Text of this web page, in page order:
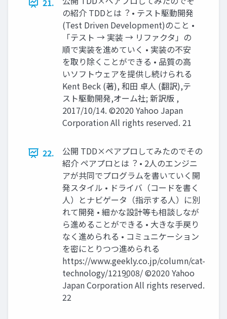
21.
の紹介 TDDとは︖ • テスト駆動開発
(Test Driven Development)のこと •
「テスト → 実装 → リファクタ」の
順で実装を進めていく • 実装の不安
を取り除くことができる • 品質の⾼
いソフトウェアを提供し続けられる
Kent Beck (著), 和田 卓人 (翻訳),テ
スト駆動開発,オーム社; 新訳版 ,
2017/10/14. ©2020 Yahoo Japan
Corporation All rights reserved. 21
22.
公開 TDD×ペアプロしてみたのでその
紹介 ペアプロとは︖ • 2⼈のエンジニ
アが共同でプログラムを書いていく開
発スタイル • ドライバ（コードを書く
⼈）とナビゲータ（指⽰する⼈）に別
れて開発 • 細かな設計等も相談しなが
ら進めることができる • ⼤きな⼿戻り
なく進められる • コミュニケーション
を密にとりつつ進められる
https://www.geekly.co.jp/column/cat-
technology/1219̲008/ ©2020 Yahoo
Japan Corporation All rights reserved.
22